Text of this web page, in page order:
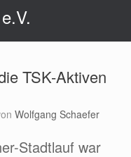
TSK-Aktiven
Wolfgang Schaefer
Stadtlauf war